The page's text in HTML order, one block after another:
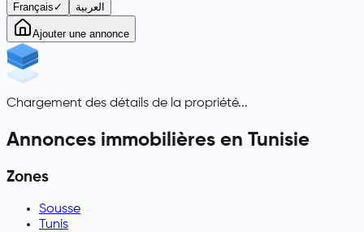
Français ✓ العربية
Ajouter une annonce
Chargement des détails de la propriété...
Annonces immobilières en Tunisie
Zones
Sousse
Tunis